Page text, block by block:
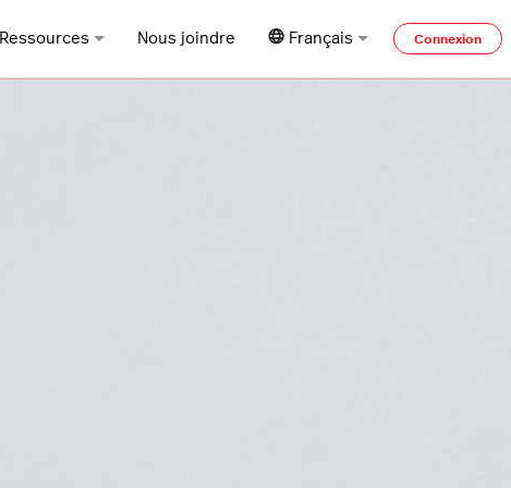
Ressources Nous joindre Français Connexion